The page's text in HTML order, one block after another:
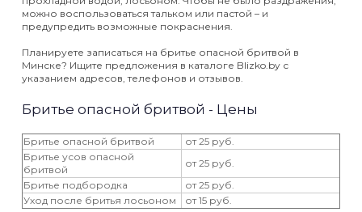
можно воспользоваться тальком или пастой – и
предупредить возможные покраснения.
Планируете записаться на бритье опасной бритвой в
Минске? Ищите предложения в каталоге Blizko.by с
указанием адресов, телефонов и отзывов.
Бритье опасной бритвой - Цены
Бритье опасной бритвой
от 25 руб.
Бритье усов опасной
бритвой
от 25 руб.
Бритье подбородка
от 25 руб.
Уход после бритья лосьоном
от 15 руб.